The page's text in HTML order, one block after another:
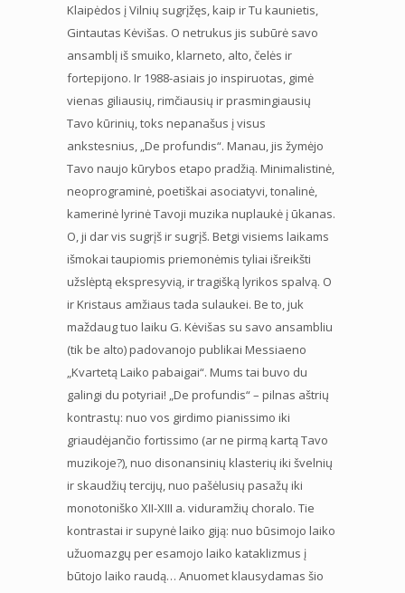
Klaipėdos į Vilnių sugrįžęs, kaip ir Tu kaunietis,
Gintautas Kėvišas. O netrukus jis subūrė savo
ansamblį iš smuiko, klarneto, alto, čelės ir
fortepijono. Ir 1988-asiais jo inspiruotas, gimė
vienas giliausių, rimčiausių ir prasmingiausių
Tavo kūrinių, toks nepanašus į visus
ankstesnius, „De profundis“. Manau, jis žymėjo
Tavo naujo kūrybos etapo pradžią. Minimalistinė,
neoprograminė, poetiškai asociatyvi, tonalinė,
kamerinė lyrinė Tavoji muzika nuplaukė į ūkanas.
O, ji dar vis sugrįš ir sugrįš. Betgi visiems laikams
išmokai taupiomis priemonėmis tyliai išreikšti
užslėptą ekspresyvią, ir tragišką lyrikos spalvą. O
ir Kristaus amžiaus tada sulaukei. Be to, juk
maždaug tuo laiku G. Kėvišas su savo ansambliu
(tik be alto) padovanojo publikai Messiaeno
„Kvartetą Laiko pabaigai“. Mums tai buvo du
galingi du potyriai! „De profundis“ – pilnas aštrių
kontrastų: nuo vos girdimo pianissimo iki
griaudėjančio fortissimo (ar ne pirmą kartą Tavo
muzikoje?), nuo disonansinių klasterių iki švelnių
ir skaudžių tercijų, nuo pašėlusių pasažų iki
monotoniško XII-XIII a. viduramžių choralo. Tie
kontrastai ir supynė laiko giją: nuo būsimojo laiko
užuomazgų per esamojo laiko kataklizmus į
būtojo laiko raudą… Anuomet klausydamas šio